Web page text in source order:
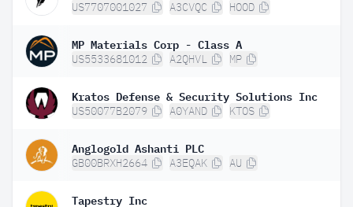
US7707001027 A3CVQC HOOD
MP Materials Corp - Class A
US5533681012 A2QHVL MP
Kratos Defense & Security Solutions Inc
US50077B2079 A0YAND KTOS
Anglogold Ashanti PLC
GB00BRXH2664 A3EQAK AU
Tapestry Inc